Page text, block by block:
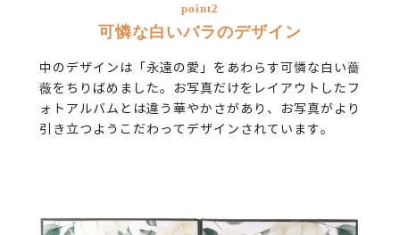
point2
可憐な白いバラのデザイン
中のデザインは「永遠の愛」をあわらす可憐な白い薔
薇をちりばめました。お写真だけをレイアウトしたフ
ォトアルバムとは違う華やかさがあり、お写真がより
引き立つようこだわってデザインされています。